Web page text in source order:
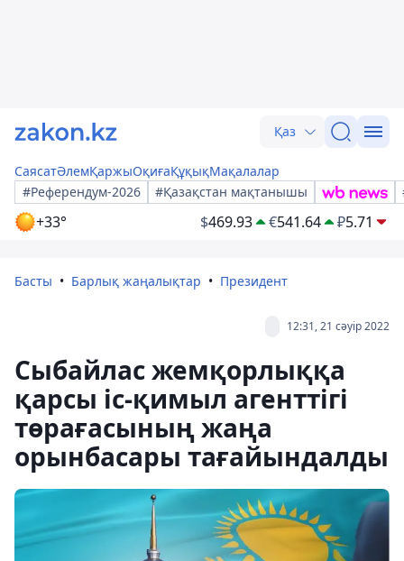
Қаз
СаясатӘлемҚаржыОқиғаҚұқықМақалалар
#Референдум-2026
#Қазақстан мақтанышы
+33° $469.93 €541.64 ₽5.71
Басты Барлық жаңалықтар Президент
12:31, 21 сәуір 2022
Сыбайлас жемқорлыққа
қарсы іс-қимыл агенттігі
төрағасының жаңа
орынбасары тағайындалды